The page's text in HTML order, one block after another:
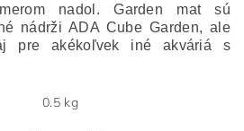
nadol. Garden mat sú
nádrži ADA Cube Garden, ale
pre akékoľvek iné akváriá s
0.5 kg